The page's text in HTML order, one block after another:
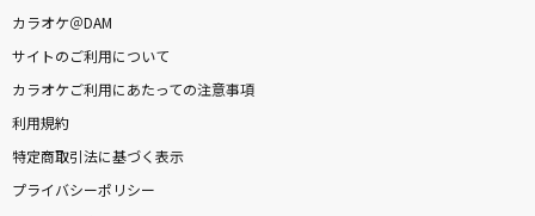
カラオケ＠DAM
サイトのご利用について
カラオケご利用にあたっての注意事項
利用規約
特定商取引法に基づく表示
プライバシーポリシー